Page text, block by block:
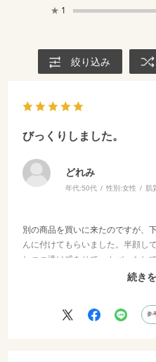
★ 1
絞り込み
びっくりしました。
どれみ
年代:50代 性別:女性 肌
別の商品を買いに来たのですが、
んに付けてもらいました。半顔し
しつつ透け感ありで、カバーもし
の散歩後も崩れてなくてまたまた
続き
参